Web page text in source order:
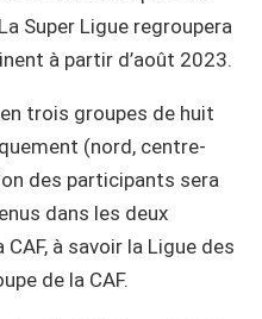
Super Ligue regroupera
à partir d’août 2023.
trois groupes de huit
(nord, centre-
des participants sera
dans les deux
à savoir la Ligue des
de la CAF.